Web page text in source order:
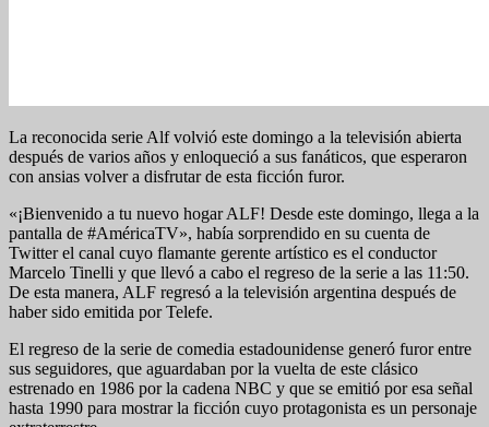
La reconocida serie Alf volvió este domingo a la televisión abierta
después de varios años y enloqueció a sus fanáticos, que esperaron
con ansias volver a disfrutar de esta ficción furor.
«¡Bienvenido a tu nuevo hogar ALF! Desde este domingo, llega a la
pantalla de #AméricaTV», había sorprendido en su cuenta de
Twitter el canal cuyo flamante gerente artístico es el conductor
Marcelo Tinelli y que llevó a cabo el regreso de la serie a las 11:50.
De esta manera, ALF regresó a la televisión argentina después de
haber sido emitida por Telefe.
El regreso de la serie de comedia estadounidense generó furor entre
sus seguidores, que aguardaban por la vuelta de este clásico
estrenado en 1986 por la cadena NBC y que se emitió por esa señal
hasta 1990 para mostrar la ficción cuyo protagonista es un personaje